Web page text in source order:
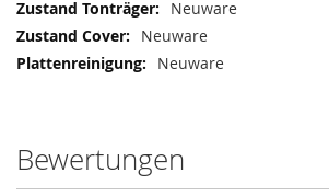
Neuware
Neuware
Neuware
Bewertungen